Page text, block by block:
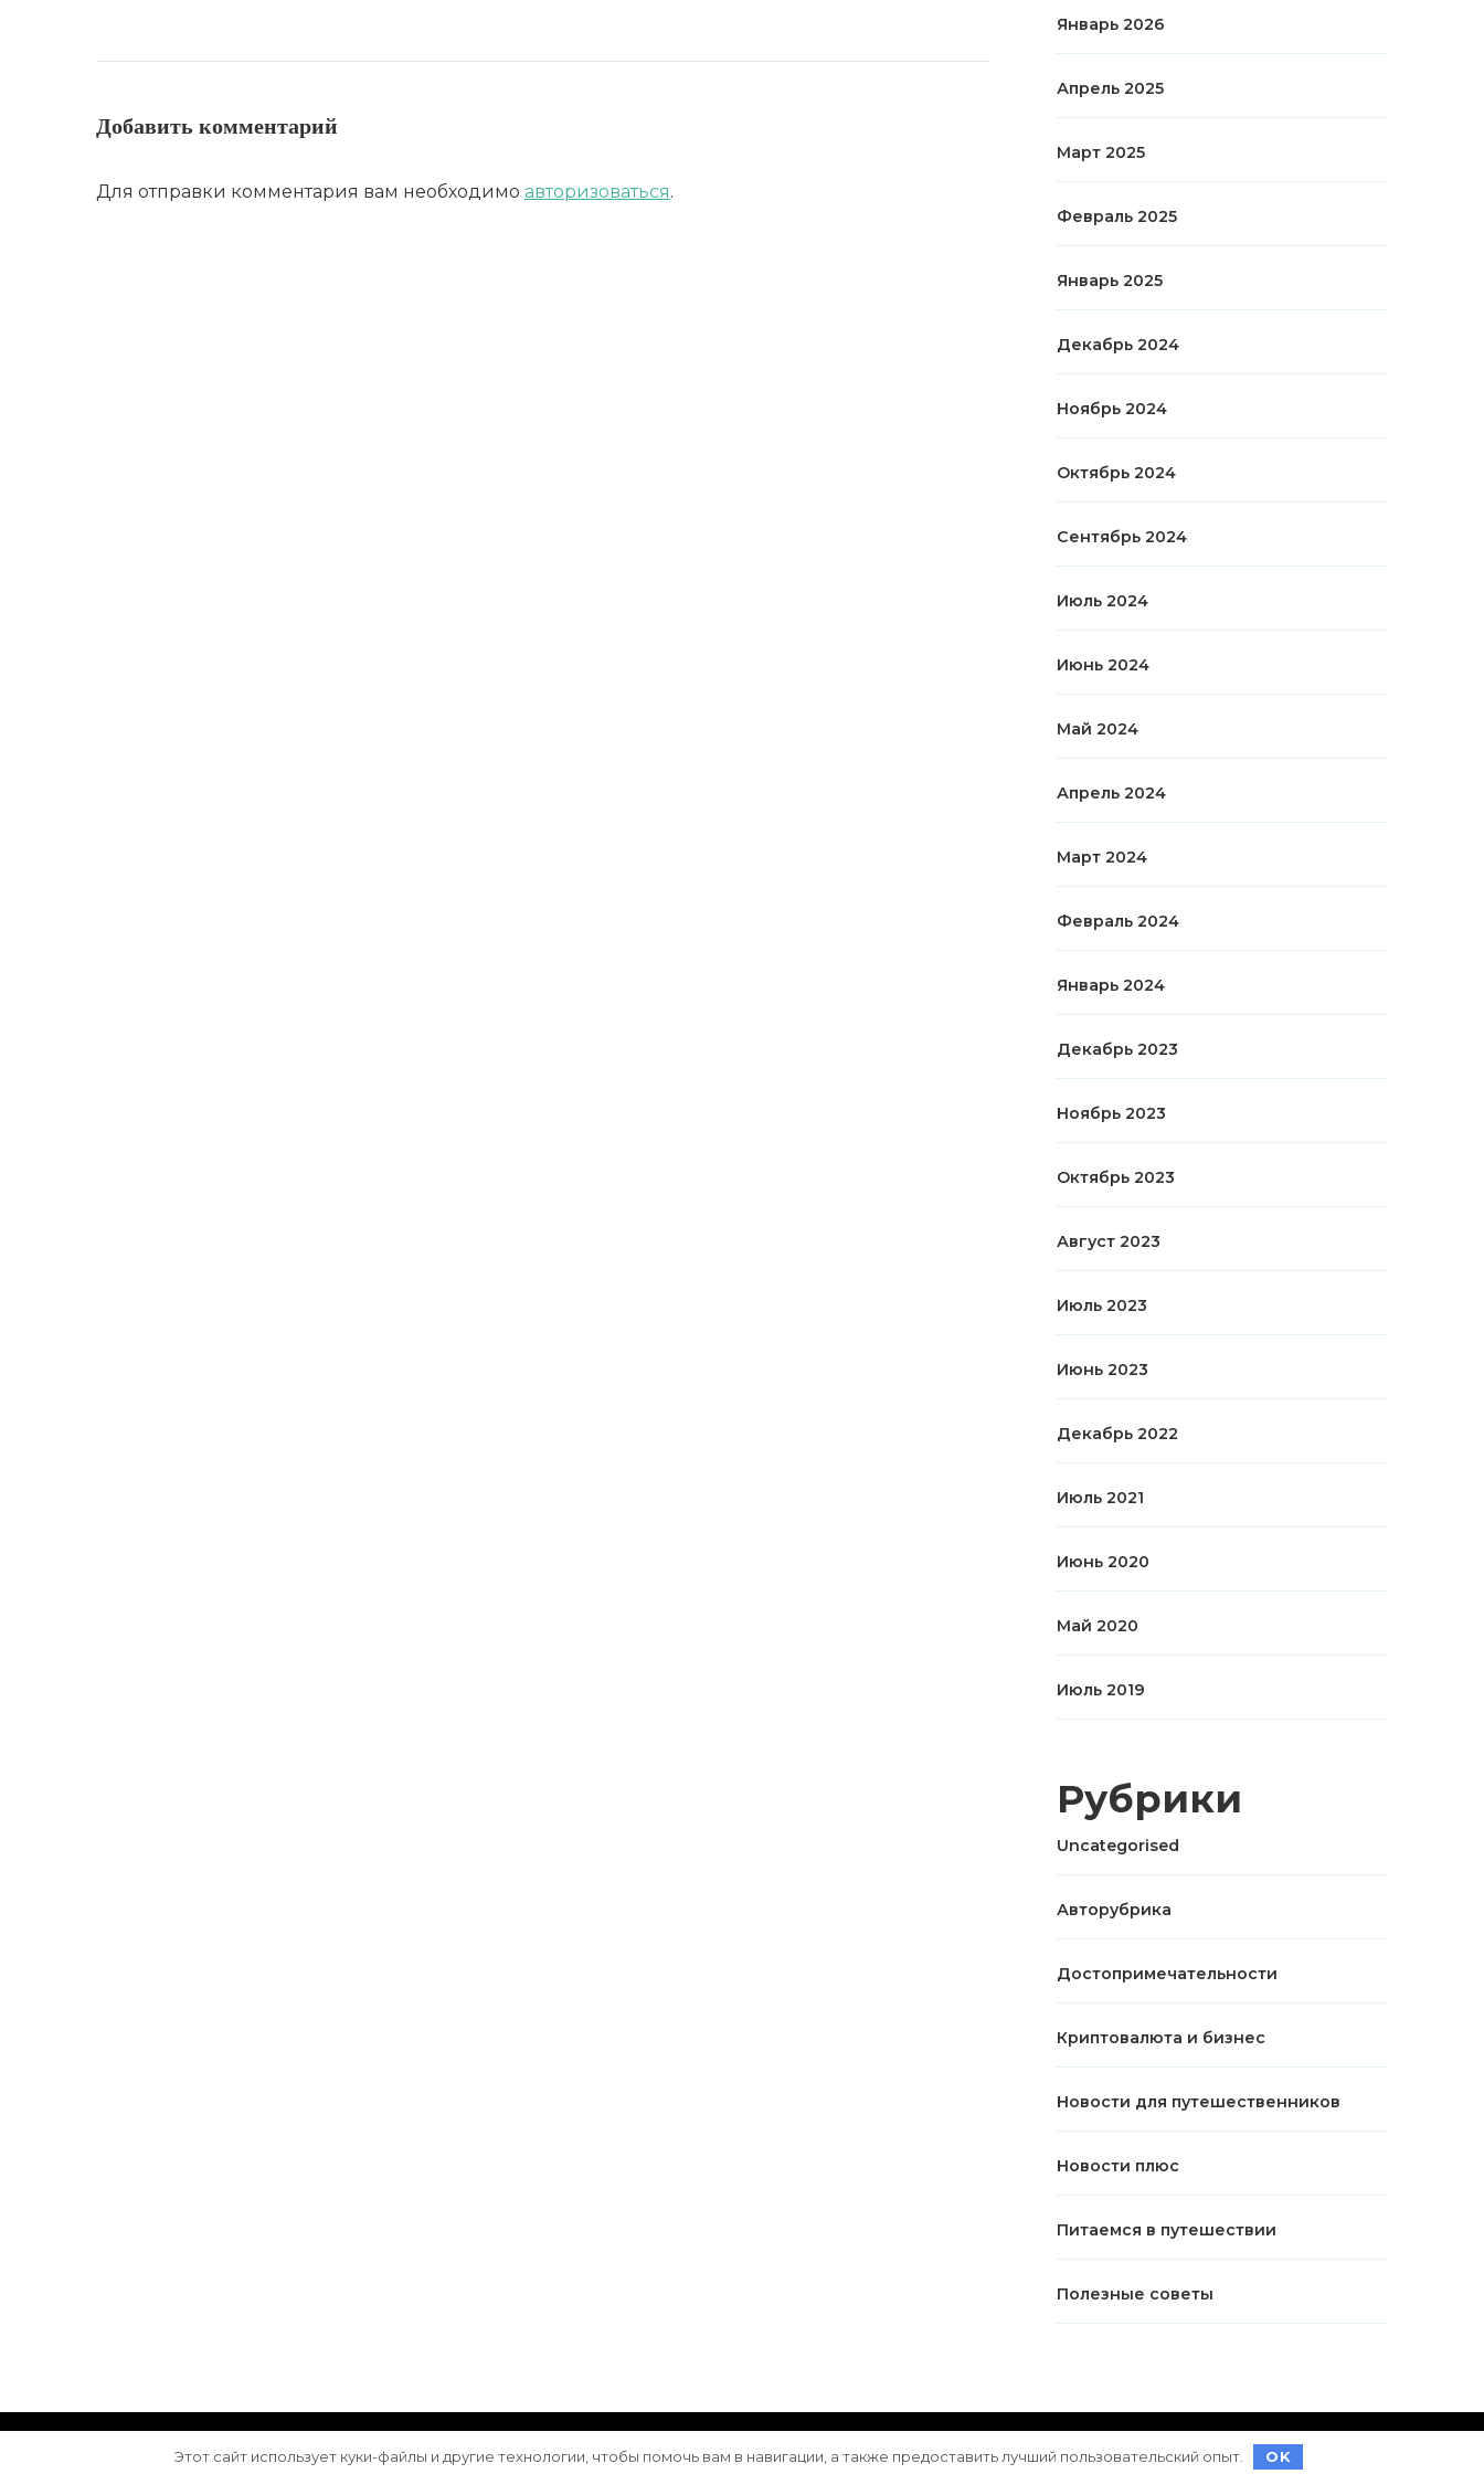
Добавить комментарий
Для отправки комментария вам необходимо авторизоваться.
Январь 2026
Апрель 2025
Март 2025
Февраль 2025
Январь 2025
Декабрь 2024
Ноябрь 2024
Октябрь 2024
Сентябрь 2024
Июль 2024
Июнь 2024
Май 2024
Апрель 2024
Март 2024
Февраль 2024
Январь 2024
Декабрь 2023
Ноябрь 2023
Октябрь 2023
Август 2023
Июль 2023
Июнь 2023
Декабрь 2022
Июль 2021
Июнь 2020
Май 2020
Июль 2019
Рубрики
Uncategorised
Авторубрика
Достопримечательности
Криптовалюта и бизнес
Новости для путешественников
Новости плюс
Питаемся в путешествии
Полезные советы
© Авторское право 2026 . Все права защищены. Vilva | Разработана WordPress
Этот сайт использует куки-файлы и другие технологии, чтобы помочь вам в навигации, а также предоставить лучший пользовательский опыт. OK